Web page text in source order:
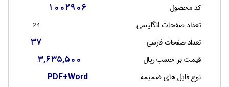
کد محصول 1002906
تعداد صفحات انگليسی
24
تعداد صفحات فارسی
37
قیمت بر حسب ریال 3,635,500
نوع فایل های ضمیمه PDF+Word